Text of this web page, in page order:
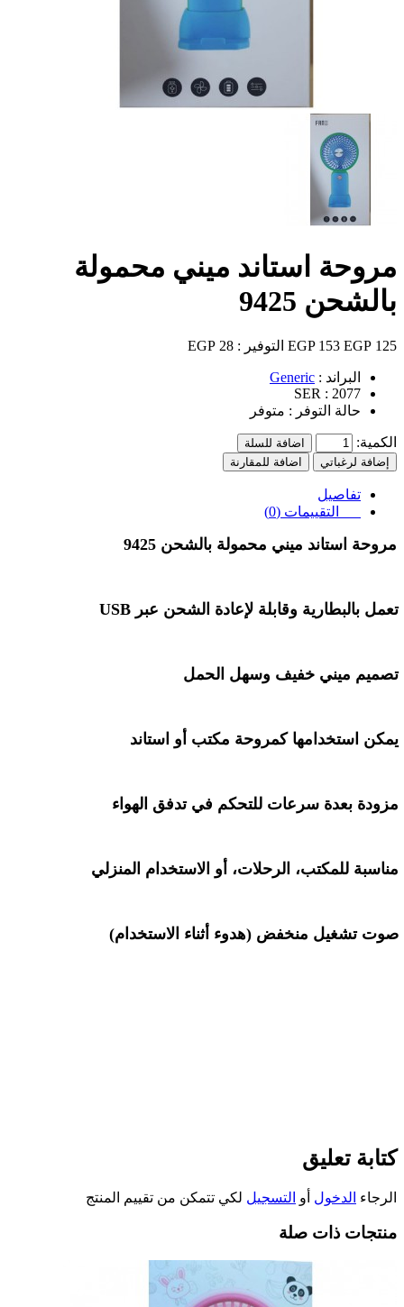
مروحة استاند ميني محمولة
بالشحن 9425
125 EGP
153 EGP التوفير : 28 EGP
البراند : Generic
SER : 2077
حالة التوفر : متوفر
الكمية:
اضافة للسلة
إضافة لرغباتي
اضافة للمقارنة
تفاصيل
التقييمات (0)
مروحة استاند ميني محمولة بالشحن
تعمل بالبطارية وقابلة لإعادة الشحن عبر
تصميم ميني خفيف وسهل الحمل
يمكن استخدامها كمروحة مكتب أو استاند
مزودة بعدة سرعات للتحكم في تدفق الهواء
مناسبة للمكتب، الرحلات، أو الاستخدام المنزلي
صوت تشغيل منخفض (هدوء أثناء الاستخدام)
كتابة تعليق
الرجاء الدخول أو التسجيل لكي تتمكن من تقييم المنتج
منتجات ذات صلة